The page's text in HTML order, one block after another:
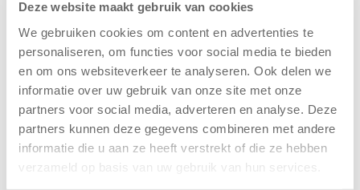
Deze website maakt gebruik van cookies
We gebruiken cookies om content en advertenties te
personaliseren, om functies voor social media te bieden
en om ons websiteverkeer te analyseren. Ook delen we
informatie over uw gebruik van onze site met onze
partners voor social media, adverteren en analyse. Deze
partners kunnen deze gegevens combineren met andere
informatie die u aan ze heeft verstrekt of die ze hebben
verzameld op basis van uw gebruik van hun services.
Kids First
tekent
koopcontract
voor nieuw
kindcentrum in
wijk Wiarda in
Leeuwarden
Kids First
nieuwe
naamsponsor
van de Mini 4
Mijl tijdens de
Menzis 4 Mijl
van Groningen